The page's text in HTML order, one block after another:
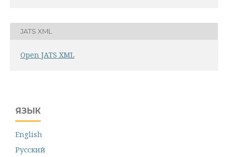
JATS XML
Open JATS XML
ЯЗЫК
English
Русский